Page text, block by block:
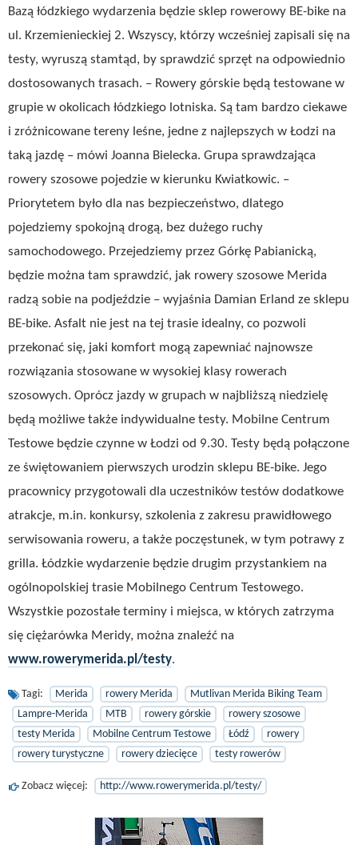
Bazą łódzkiego wydarzenia będzie sklep rowerowy BE-bike na
ul. Krzemienieckiej 2. Wszyscy, którzy wcześniej zapisali się na
testy, wyruszą stamtąd, by sprawdzić sprzęt na odpowiednio
dostosowanych trasach. – Rowery górskie będą testowane w
grupie w okolicach łódzkiego lotniska. Są tam bardzo ciekawe
i zróżnicowane tereny leśne, jedne z najlepszych w Łodzi na
taką jazdę – mówi Joanna Bielecka. Grupa sprawdzająca
rowery szosowe pojedzie w kierunku Kwiatkowic. –
Priorytetem było dla nas bezpieczeństwo, dlatego
pojedziemy spokojną drogą, bez dużego ruchy
samochodowego. Przejedziemy przez Górkę Pabianicką,
będzie można tam sprawdzić, jak rowery szosowe Merida
radzą sobie na podjeździe – wyjaśnia Damian Erland ze sklepu
BE-bike. Asfalt nie jest na tej trasie idealny, co pozwoli
przekonać się, jaki komfort mogą zapewniać najnowsze
rozwiązania stosowane w wysokiej klasy rowerach
szosowych. Oprócz jazdy w grupach w najbliższą niedzielę
będą możliwe także indywidualne testy. Mobilne Centrum
Testowe będzie czynne w Łodzi od 9.30. Testy będą połączone
ze świętowaniem pierwszych urodzin sklepu BE-bike. Jego
pracownicy przygotowali dla uczestników testów dodatkowe
atrakcje, m.in. konkursy, szkolenia z zakresu prawidłowego
serwisowania roweru, a także poczęstunek, w tym potrawy z
grilla. Łódzkie wydarzenie będzie drugim przystankiem na
ogólnopolskiej trasie Mobilnego Centrum Testowego.
Wszystkie pozostałe terminy i miejsca, w których zatrzyma
się ciężarówka Meridy, można znaleźć na
www.rowerymerida.pl/testy.
Tagi: Merida rowery Merida
Mutlivan Merida Biking Team
Lampre-Merida
MTB rowery górskie
rowery szosowe
testy Merida
Mobilne Centrum Testowe Łódź
rowery
rowery turystyczne
rowery dziecięce testy rowerów
Zobacz więcej: http://www.rowerymerida.pl/testy/